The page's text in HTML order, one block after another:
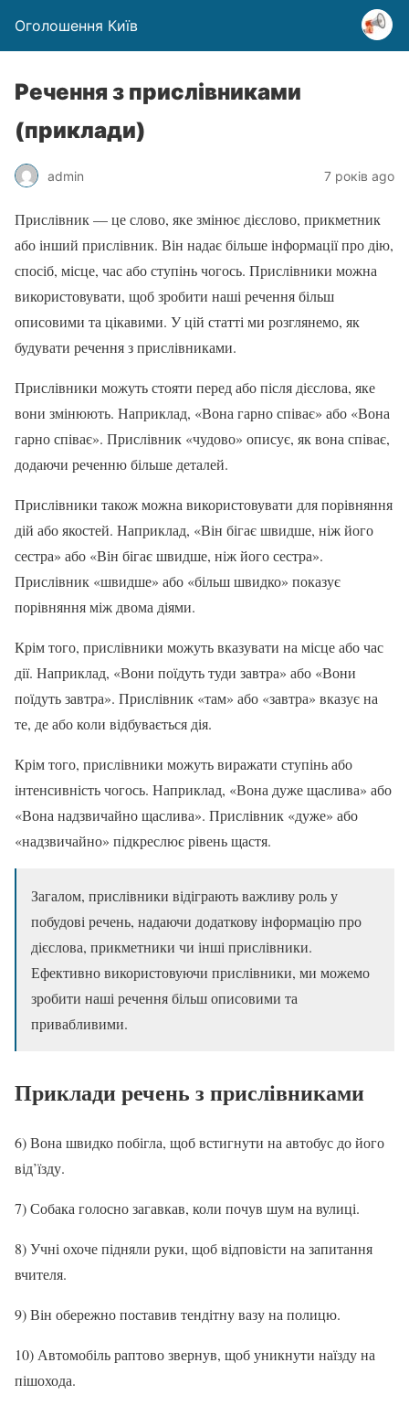
Оголошення Київ
Речення з прислівниками
(приклади)
admin 7 років ago
Прислівник — це слово, яке змінює дієслово, прикметник
або інший прислівник. Він надає більше інформації про дію,
спосіб, місце, час або ступінь чогось. Прислівники можна
використовувати, щоб зробити наші речення більш
описовими та цікавими. У цій статті ми розглянемо, як
будувати речення з прислівниками.
Прислівники можуть стояти перед або після дієслова, яке
вони змінюють. Наприклад, «Вона гарно співає» або «Вона
гарно співає». Прислівник «чудово» описує, як вона співає,
додаючи реченню більше деталей.
Прислівники також можна використовувати для порівняння
дій або якостей. Наприклад, «Він бігає швидше, ніж його
сестра» або «Він бігає швидше, ніж його сестра».
Прислівник «швидше» або «більш швидко» показує
порівняння між двома діями.
Крім того, прислівники можуть вказувати на місце або час
дії. Наприклад, «Вони поїдуть туди завтра» або «Вони
поїдуть завтра». Прислівник «там» або «завтра» вказує на
те, де або коли відбувається дія.
Крім того, прислівники можуть виражати ступінь або
інтенсивність чогось. Наприклад, «Вона дуже щаслива» або
«Вона надзвичайно щаслива». Прислівник «дуже» або
«надзвичайно» підкреслює рівень щастя.
Загалом, прислівники відіграють важливу роль у
побудові речень, надаючи додаткову інформацію про
дієслова, прикметники чи інші прислівники.
Ефективно використовуючи прислівники, ми можемо
зробити наші речення більш описовими та
привабливими.
Приклади речень з прислівниками
6) Вона швидко побігла, щоб встигнути на автобус до його
від’їзду.
7) Собака голосно загавкав, коли почув шум на вулиці.
8) Учні охоче підняли руки, щоб відповісти на запитання
вчителя.
9) Він обережно поставив тендітну вазу на полицю.
10) Автомобіль раптово звернув, щоб уникнути наїзду на
пішохода.